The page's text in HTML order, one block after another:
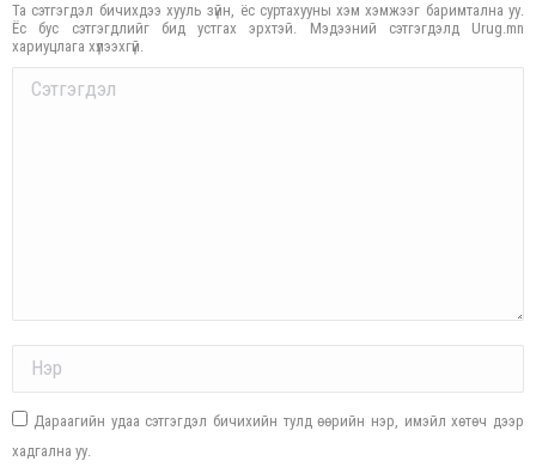
Та сэтгэгдэл бичихдээ хууль зүйн, ёс суртахууны хэм хэмжээг баримтална уу.
Ёс бус сэтгэгдлийг бид устгах эрхтэй. Мэдээний сэтгэгдэлд Urug.mn
хариуцлага хүлээхгүй.
Comment
Дараагийн удаа сэтгэгдэл бичихийн тулд өөрийн нэр, имэйл хөтөч дээр
хадгална уу.